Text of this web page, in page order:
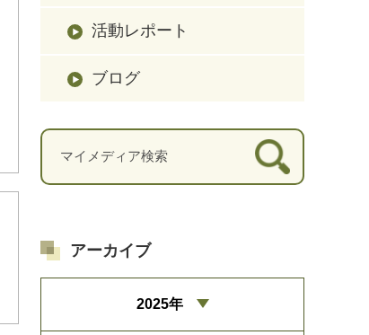
活動レポート
ブログ
アーカイブ
2025年